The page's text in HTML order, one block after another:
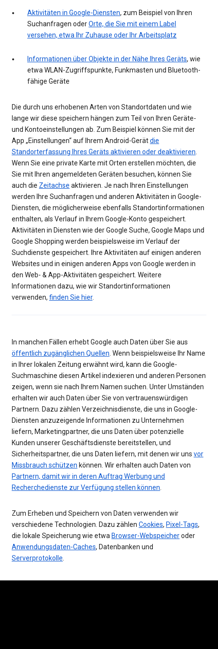
Aktivitäten in Google-Diensten, zum Beispiel von Ihren
Suchanfragen oderOrte, die Sie mit einem Label
versehen, etwa Ihr Zuhause oder Ihr Arbeitsplatz
Informationen über Objekte in der Nähe Ihres Geräts, wie
etwa WLAN-Zugriffspunkte, Funkmasten und Bluetooth-
fähige Geräte
Die durch uns erhobenen Arten von Standortdaten und wie
lange wir diese speichern hängen zum Teil von Ihren Geräte-
und Kontoeinstellungen ab. Zum Beispiel können Sie mit der
App „Einstellungen“ auf Ihrem Android-Gerätdie
Standorterfassung Ihres Geräts aktivieren oder deaktivieren
Wenn Sie eine private Karte mit Orten erstellen möchten, die
Sie mit Ihren angemeldeten Geräten besuchen, können Sie
auch die Zeitachse aktivieren. Je nach Ihren Einstellungen
werden Ihre Suchanfragen und anderen Aktivitäten in Google-
Diensten, die möglicherweise ebenfalls Standortinformationen
enthalten, als Verlauf in Ihrem Google-Konto gespeichert.
Aktivitäten in Diensten wie der Google Suche, Google Maps und
Google Shopping werden beispielsweise im Verlauf der
Suchdienste gespeichert. Ihre Aktivitäten auf einigen anderen
Websites und in einigen anderen Apps von Google werden in
den Web- & App-Aktivitäten gespeichert. Weitere
Informationen dazu, wie wir Standortinformationen
verwenden, finden Sie hier.
In manchen Fällen erhebt Google auch Daten über Sie aus
öffentlich zugänglichen Quellen . Wenn beispielsweise Ihr Name
in Ihrer lokalen Zeitung erwähnt wird, kann die Google-
Suchmaschine diesen Artikel indexieren und anderen Personen
zeigen, wenn sie nach Ihrem Namen suchen. Unter Umständen
erhalten wir auch Daten über Sie von vertrauenswürdigen
Partnern. Dazu zählen Verzeichnisdienste, die uns in Google-
Diensten anzuzeigende Informationen zu Unternehmen
liefern, Marketingpartner, die uns Daten über potenzielle
Kunden unserer Geschäftsdienste bereitstellen, und
Sicherheitspartner, die uns Daten liefern, mit denen wir uns vor
Missbrauch schützen können. Wir erhalten auch Daten von
Partnern, damit wir in deren Auftrag Werbung und
Recherchedienste zur Verfügung stellen können
Zum Erheben und Speichern von Daten verwenden wir
verschiedene Technologien. Dazu zählen Cookies, Pixel-Tags,
die lokale Speicherung wie etwa Browser-Webspeicheroder
Anwendungsdaten-Caches, Datenbanken und
Serverprotokolle